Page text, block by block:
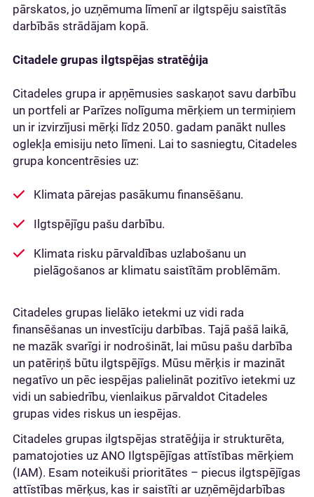
pārskatos, jo uzņēmuma līmenī ar ilgtspēju saistītās
darbībās strādājam kopā.
Citadele grupas ilgtspējas stratēģija
Citadeles grupa ir apņēmusies saskaņot savu darbību
un portfeli ar Parīzes nolīguma mērķiem un termiņiem
un ir izvirzījusi mērķi līdz 2050. gadam panākt nulles
oglekļa emisiju neto līmeni. Lai to sasniegtu, Citadeles
grupa koncentrēsies uz:
Klimata pārejas pasākumu finansēšanu.
Ilgtspējīgu pašu darbību.
Klimata risku pārvaldības uzlabošanu un
pielāgošanos ar klimatu saistītām problēmām.
Citadeles grupas lielāko ietekmi uz vidi rada
finansēšanas un investīciju darbības. Tajā pašā laikā,
ne mazāk svarīgi ir nodrošināt, lai mūsu pašu darbība
un patēriņš būtu ilgtspējīgs. Mūsu mērķis ir mazināt
negatīvo un pēc iespējas palielināt pozitīvo ietekmi uz
vidi un sabiedrību, vienlaikus pārvaldot Citadeles
grupas vides riskus un iespējas.
Citadeles grupas ilgtspējas stratēģija ir strukturēta,
pamatojoties uz ANO Ilgtspējīgas attīstības mērķiem
(IAM). Esam noteikuši prioritātes – piecus ilgtspējīgas
attīstības mērķus, kas ir saistīti ar uzņēmējdarbības